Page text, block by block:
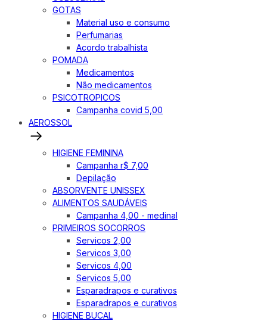
GOTAS
Material uso e consumo
Perfumarias
Acordo trabalhista
POMADA
Medicamentos
Não medicamentos
PSICOTROPICOS
Campanha covid 5,00
AEROSSOL
HIGIENE FEMININA
Campanha r$ 7,00
Depilação
ABSORVENTE UNISSEX
ALIMENTOS SAUDÁVEIS
Campanha 4,00 - medinal
PRIMEIROS SOCORROS
Servicos 2,00
Servicos 3,00
Servicos 4,00
Servicos 5,00
Esparadrapos e curativos
Esparadrapos e curativos
HIGIENE BUCAL